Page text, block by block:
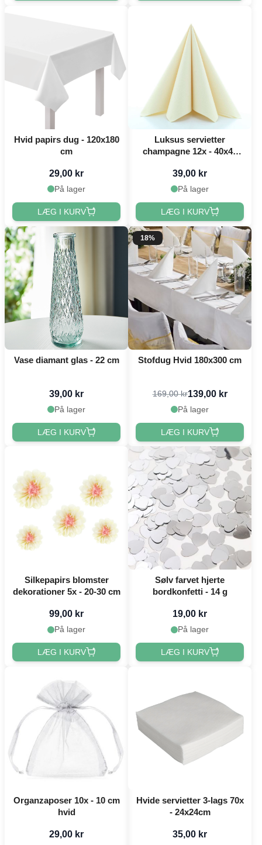
Hvid papirs dug - 120x180
cm
29,00 kr
På lager
LÆG I KURV
Luksus servietter
champagne 12x - 40x40
39,00 kr
På lager
LÆG I KURV
Vase diamant glas - 22 cm
39,00 kr
På lager
LÆG I KURV
18%
Stofdug Hvid 180x300 cm
169,00 kr139,00 kr
På lager
LÆG I KURV
Silkepapirs blomster
dekorationer 5x - 20-30 cm
99,00 kr
På lager
LÆG I KURV
Sølv farvet hjerte
bordkonfetti - 14 g
19,00 kr
På lager
LÆG I KURV
Organzaposer 10x - 10 cm
hvid
29,00 kr
Hvide servietter 3-lags 70x
- 24x24cm
35,00 kr